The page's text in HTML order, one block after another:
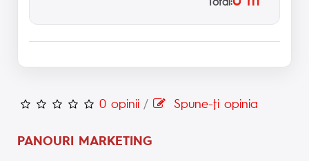
0 opinii / Spune-ţi opinia
PANOURI MARKETING